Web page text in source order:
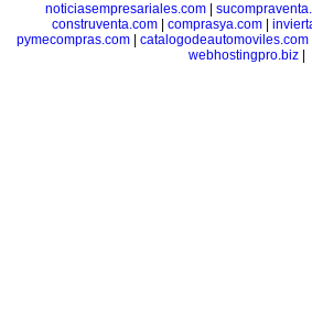
noticiasempresariales.com|
construventa.com| comprasya.com|
pymecompras.com| catalogodeautomoviles.com
webhostingpro.biz